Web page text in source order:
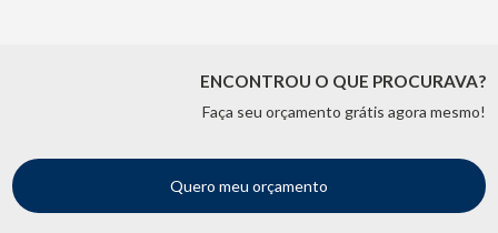
ENCONTROU O QUE PROCURAVA?
Faça seu orçamento grátis agora mesmo!
Quero meu orçamento